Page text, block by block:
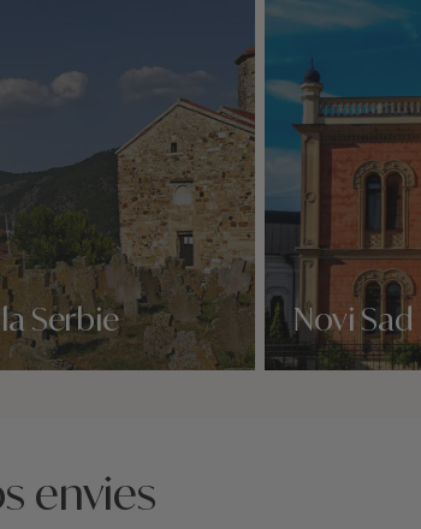
Serbie Novi Sad
envies